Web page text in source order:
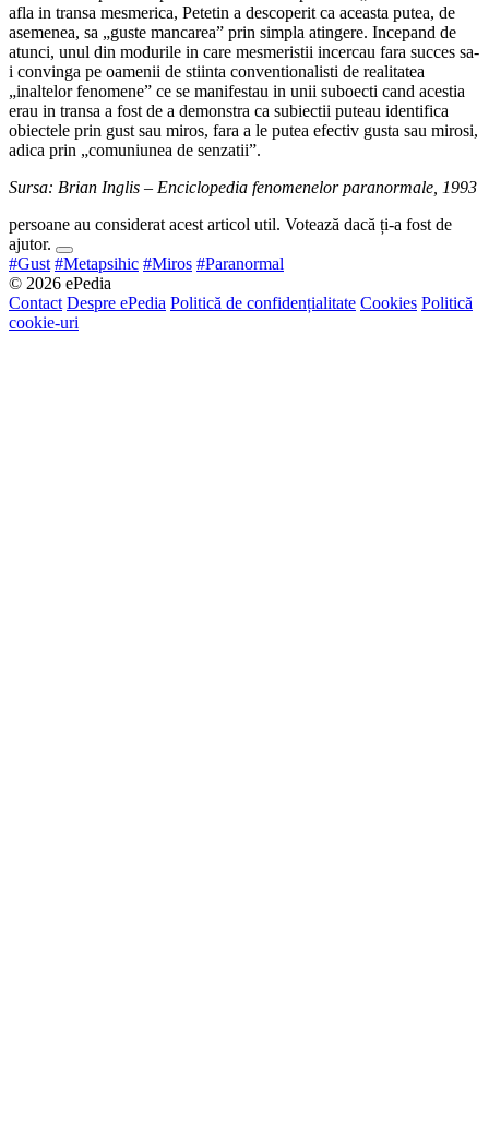
afla in transa mesmerica, Petetin a descoperit ca aceasta putea, de
asemenea, sa „guste mancarea” prin simpla atingere. Incepand de
atunci, unul din modurile in care mesmeristii incercau fara succes sa-
i convinga pe oamenii de stiinta conventionalisti de realitatea
„inaltelor fenomene” ce se manifestau in unii suboecti cand acestia
erau in transa a fost de a demonstra ca subiectii puteau identifica
obiectele prin gust sau miros, fara a le putea efectiv gusta sau mirosi,
adica prin „comuniunea de senzatii”.
Sursa: Brian Inglis – Enciclopedia fenomenelor paranormale, 1993
persoane au considerat acest articol util. Votează dacă ți-a fost de
ajutor.
#Gust #Metapsihic #Miros #Paranormal
© 2026 ePedia
Contact Despre ePedia Politică de confidențialitate Cookies Politică
cookie-uri